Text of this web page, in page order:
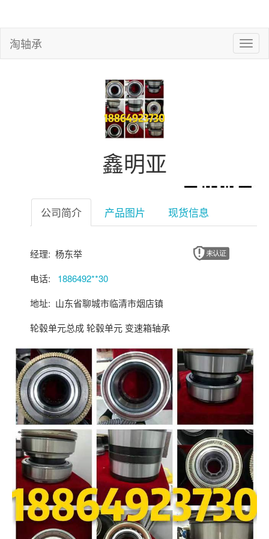
淘轴承
鑫明亚
公司简介 产品图片 现货信息
经理: 杨东举
电话: 1886492**30
地址: 山东省聊城市临清市烟店镇
轮毂单元总成 轮毂单元 变速箱轴承